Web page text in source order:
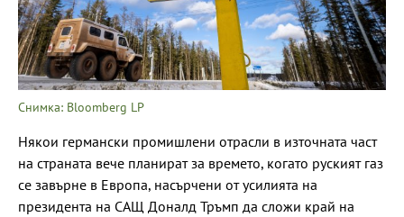
Снимка: Bloomberg LP
Някои германски промишлени отрасли в източната част
на страната вече планират за времето, когато руският газ
се завърне в Европа, насърчени от усилията на
президента на САЩ Доналд Тръмп да сложи край на